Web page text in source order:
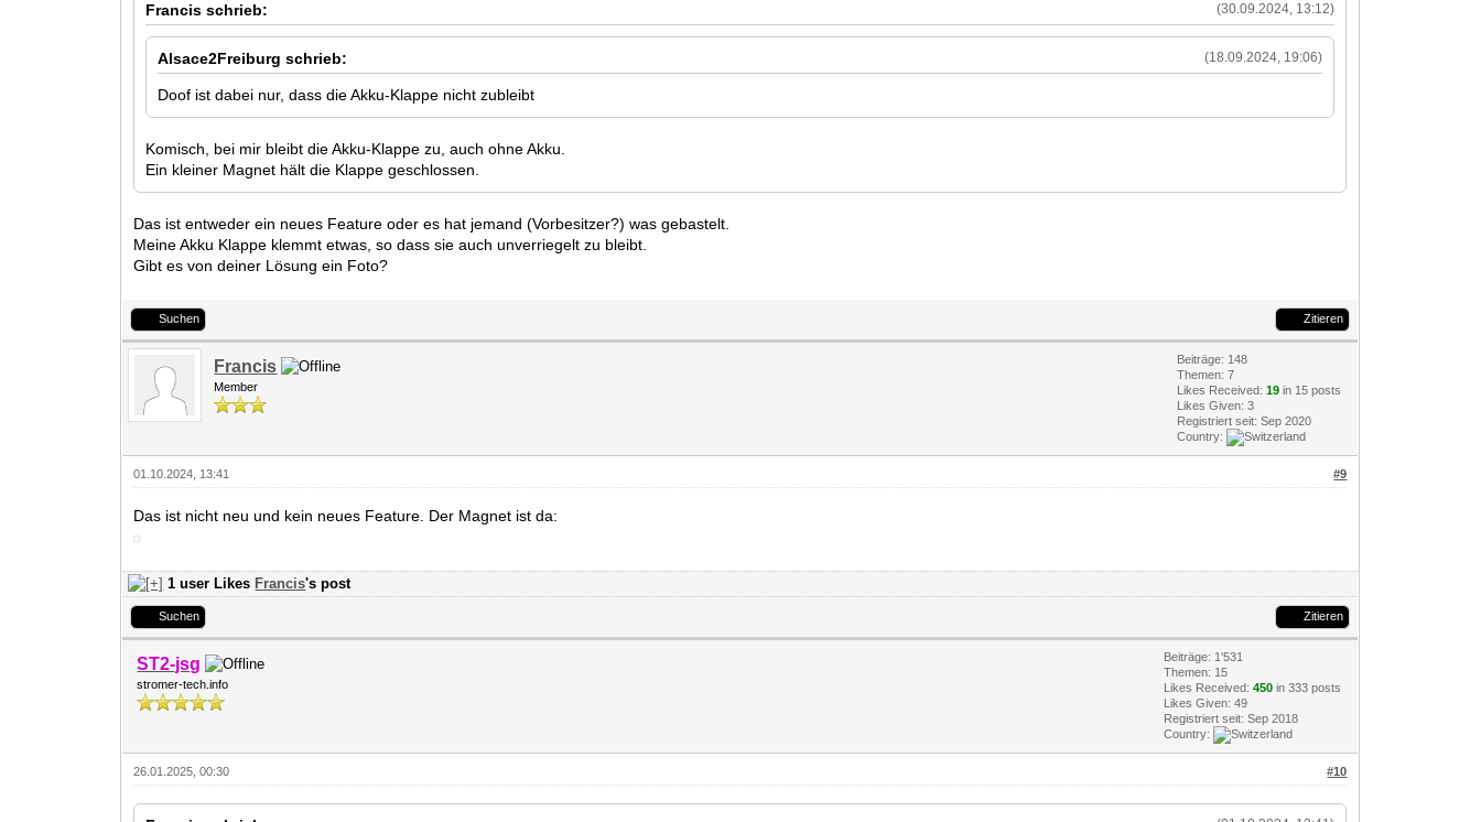
(30.09.2024, 13:12)
Francis schrieb:
(18.09.2024, 19:06)
Alsace2Freiburg schrieb:
Doof ist dabei nur, dass die Akku-Klappe nicht zubleibt
Komisch, bei mir bleibt die Akku-Klappe zu, auch ohne Akku.
Ein kleiner Magnet hält die Klappe geschlossen.
Das ist entweder ein neues Feature oder es hat jemand (Vorbesitzer?) was gebastelt.
Meine Akku Klappe klemmt etwas, so dass sie auch unverriegelt zu bleibt.
Gibt es von deiner Lösung ein Foto?
Suchen Zitieren
Francis
Member
Beiträge: 148
Themen: 7
Likes Received:19 in 15 posts
Likes Given: 3
Registriert seit: Sep 2020
Country:
#9
01.10.2024, 13:41
Das ist nicht neu und kein neues Feature. Der Magnet ist da:
1 user Likes Francis's post
Suchen Zitieren
ST2-jsg
stromer-tech.info
Beiträge: 1'531
Themen: 15
Likes Received:450 in 333 posts
Likes Given: 49
Registriert seit: Sep 2018
Country:
#10
26.01.2025, 00:30